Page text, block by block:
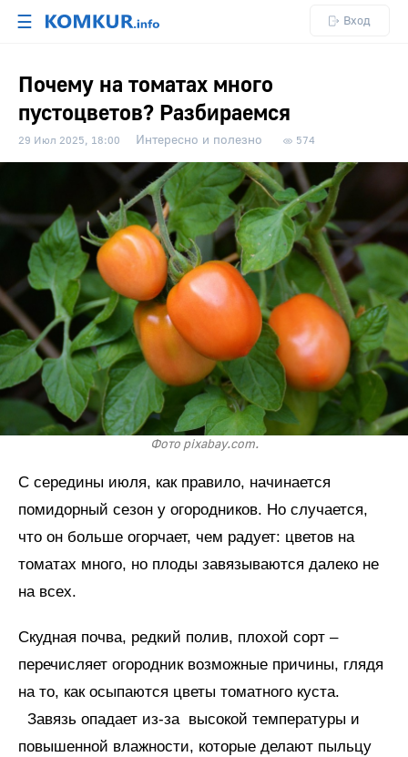
☰ Вход
Почему на томатах много
пустоцветов? Разбираемся
29 Июл 2025, 18:00 Интересно и полезно 574
Фото pixabay.com.
С середины июля, как правило, начинается
помидорный сезон у огородников. Но случается,
что он больше огорчает, чем радует: цветов на
томатах много, но плоды завязываются далеко не
на всех.
Скудная почва, редкий полив, плохой сорт –
перечисляет огородник возможные причины, глядя
на то, как осыпаются цветы томатного куста.
Завязь опадает из-за высокой температуры и
повышенной влажности, которые делают пыльцу